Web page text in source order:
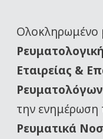
Εταιρείας &
την ενημέρωση
Ρευματικά